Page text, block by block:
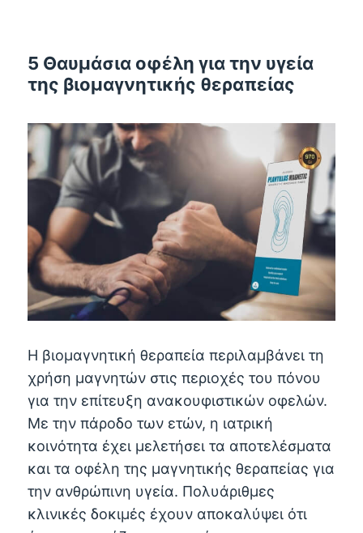
5 Θαυμάσια οφέλη για την υγεία
της βιομαγνητικής θεραπείας
Η βιομαγνητική θεραπεία περιλαμβάνει τη
χρήση μαγνητών στις περιοχές του πόνου
για την επίτευξη ανακουφιστικών οφελών.
Με την πάροδο των ετών, η ιατρική
κοινότητα έχει μελετήσει τα αποτελέσματα
και τα οφέλη της μαγνητικής θεραπείας για
την ανθρώπινη υγεία. Πολυάριθμες
κλινικές δοκιμές έχουν αποκαλύψει ότι